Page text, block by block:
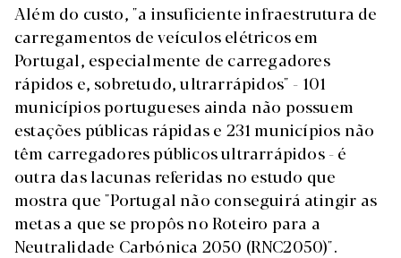
Além do custo, "a insuficiente infraestrutura de
carregamentos de veículos elétricos em
Portugal, especialmente de carregadores
rápidos e, sobretudo, ultrarrápidos" - 101
municípios portugueses ainda não possuem
estações públicas rápidas e 231 municípios não
têm carregadores públicos ultrarrápidos - é
outra das lacunas referidas no estudo que
mostra que "Portugal não conseguirá atingir as
metas a que se propôs no Roteiro para a
Neutralidade Carbónica 2050 (RNC2050)".